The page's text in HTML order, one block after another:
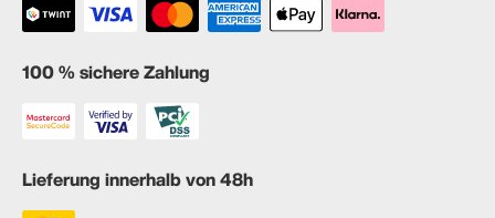
100 % sichere Zahlung
Lieferung innerhalb von 48h